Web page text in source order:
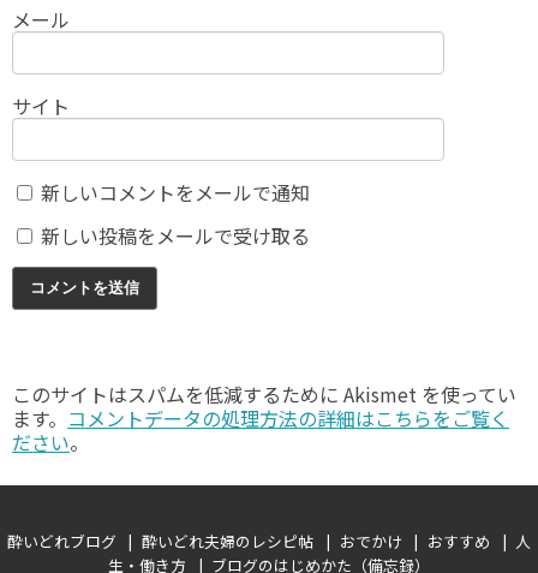
メール
サイト
新しいコメントをメールで通知
新しい投稿をメールで受け取る
このサイトはスパムを低減するために Akismet を使ってい
ます。 コメントデータの処理方法の詳細はこちらをご覧く
ださい。
酔いどれブログ 酔いどれ夫婦のレシピ帖 おでかけ おすすめ
人
生・働き方
ブログのはじめかた（備忘録）